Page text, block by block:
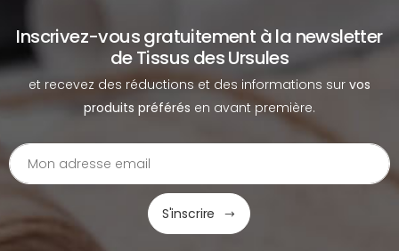
Inscrivez-vous gratuitement à la newsletter
de Tissus des Ursules
et recevez des réductions et des informations sur vos
produits préférés en avant première.
S'inscrire